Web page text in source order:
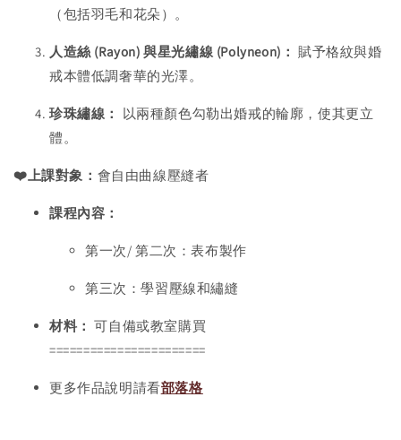
（包括羽毛和花朵）。
人造絲 (Rayon) 與星光繡線 (Polyneon)： 賦予格紋與婚
戒本體低調奢華的光澤。
珍珠繡線：
以兩種顏色勾勒出婚戒的輪廓，使其更立
體。
❤️上課對象： 會自由曲線壓縫者
課程內容：
第一次/ 第二次：表布製作
第三次：學習壓線和繡縫
材料： 可自備或教室購買
=======================
更多作品說明請看部落格